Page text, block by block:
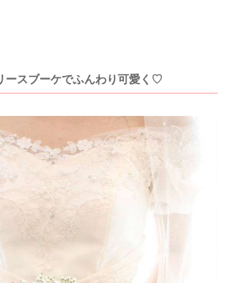
ースブーケでふんわり可愛く♡